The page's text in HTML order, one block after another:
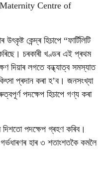
(Maternity Centre of
কেন্দ্ৰ হিচাপে “ফাৰ্টিলিটি
চৰকাৰী খণ্ডৰ এই প্ৰথম
দিয়াৰ লগতে বন্ধ্যাত্ব সমস্যাত
প্ৰদান কৰা হ’ব। জনসংখ্যা
পদক্ষেপ হিচাপে গণ্য কৰা
দিশতো পদক্ষেপ গ্ৰহণ কৰিব।
হাৰ ৩ শতাংশতকৈ কমলৈ